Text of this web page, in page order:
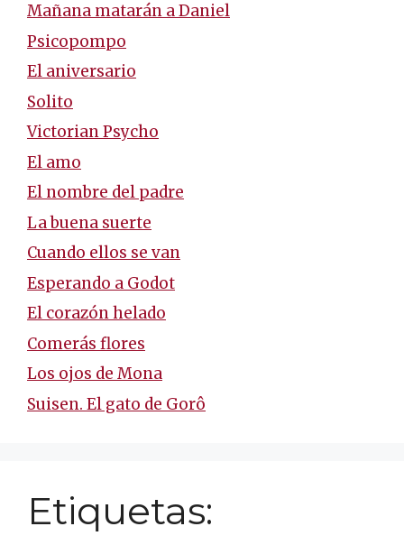
Mañana matarán a Daniel
Psicopompo
El aniversario
Solito
Victorian Psycho
El amo
El nombre del padre
La buena suerte
Cuando ellos se van
Esperando a Godot
El corazón helado
Comerás flores
Los ojos de Mona
Suisen. El gato de Gorô
Etiquetas: